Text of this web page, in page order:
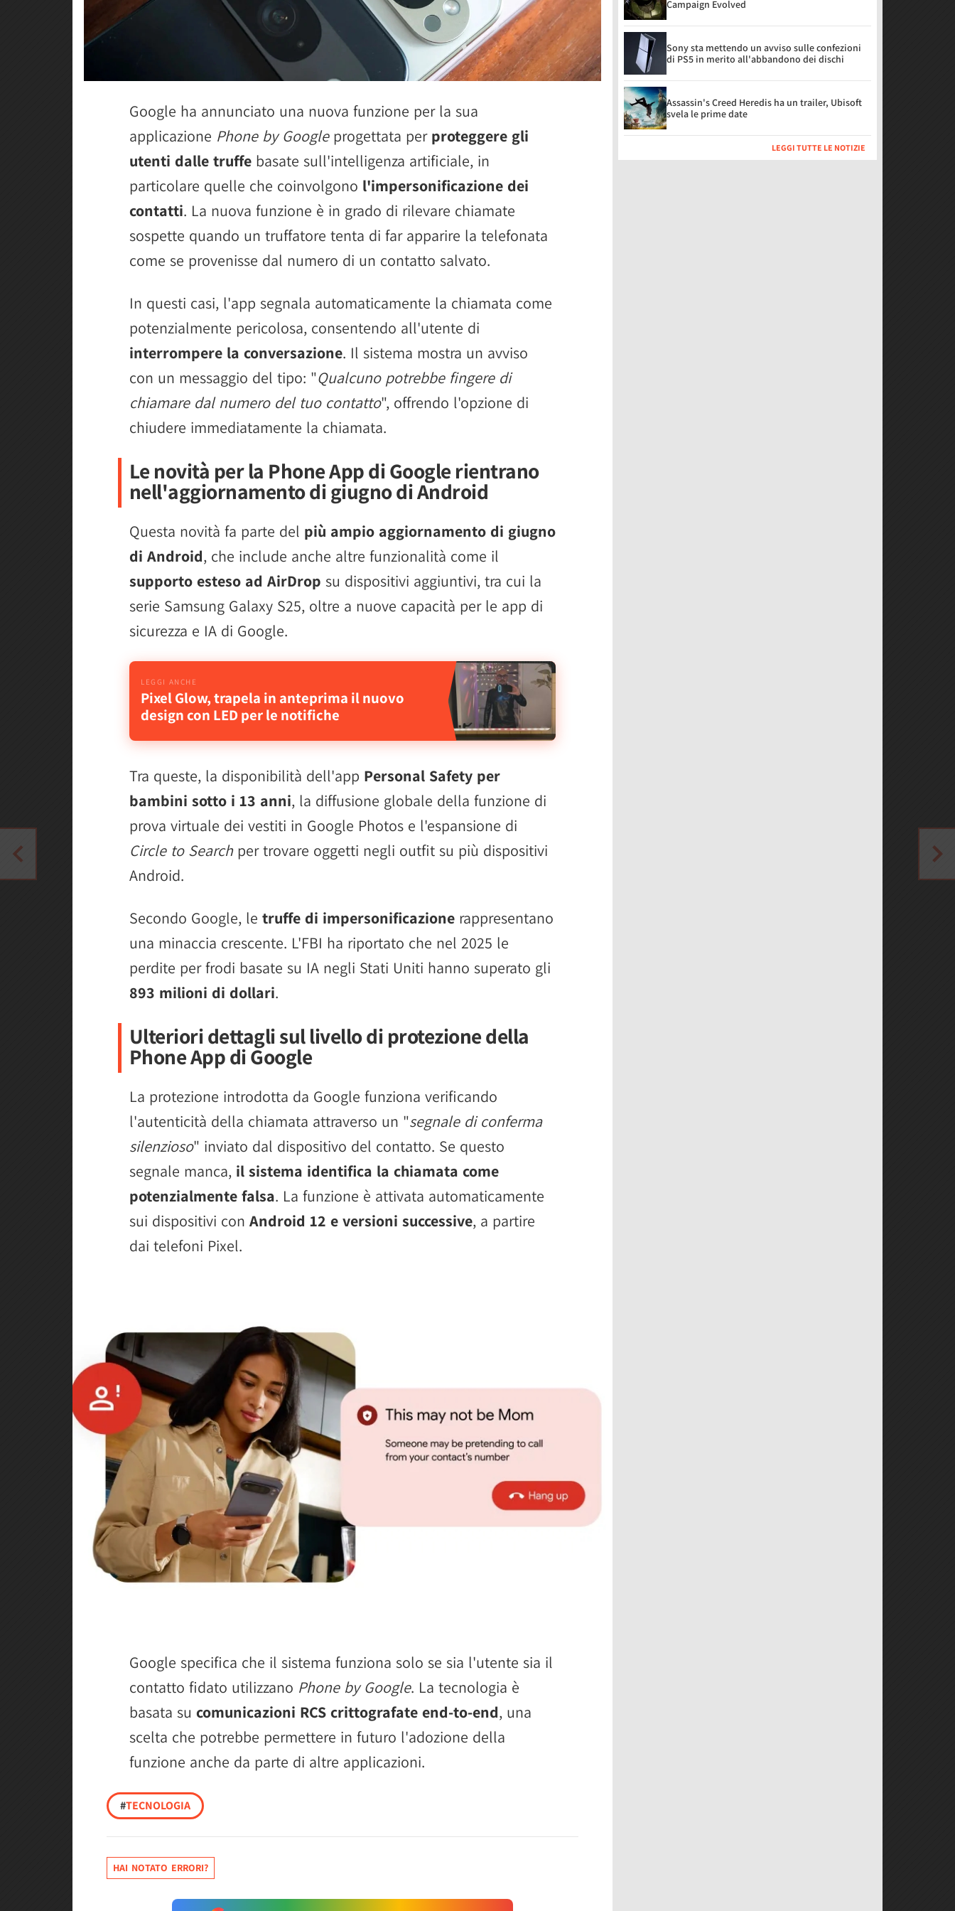
Google ha annunciato una nuova funzione per la sua
applicazione Phone by Googleprogettata per proteggere gli
utenti dalle truffe basate sull'intelligenza artificiale, in
particolare quelle che coinvolgono l'impersonificazione dei
contatti. La nuova funzione è in grado di rilevare chiamate
sospette quando un truffatore tenta di far apparire la telefonata
come se provenisse dal numero di un contatto salvato.
In questi casi, l'app segnala automaticamente la chiamata come
potenzialmente pericolosa, consentendo all'utente di
interrompere la conversazione. Il sistema mostra un avviso
con un messaggio del tipo: "Qualcuno potrebbe fingere di
chiamare dal numero del tuo contatto", offrendo l'opzione di
chiudere immediatamente la chiamata.
Le novità per la Phone App di Google rientrano
nell'aggiornamento di giugno di Android
Questa novità fa parte del più ampio aggiornamento di giugno
di Android, che include anche altre funzionalità come il
supporto esteso ad AirDrop su dispositivi aggiuntivi, tra cui la
serie Samsung Galaxy S25, oltre a nuove capacità per le app di
sicurezza e IA di Google.
Pixel Glow, trapela in anteprima il nuovo
design con LED per le notifiche
Tra queste, la disponibilità dell'app Personal Safety per
bambini sotto i 13 anni, la diffusione globale della funzione di
prova virtuale dei vestiti in Google Photos e l'espansione di
Circle to Searchper trovare oggetti negli outfit su più dispositivi
Android.
Secondo Google, le truffe di impersonificazione rappresentano
una minaccia crescente. L'FBI ha riportato che nel 2025 le
perdite per frodi basate su IA negli Stati Uniti hanno superato gli
893 milioni di dollari.
Ulteriori dettagli sul livello di protezione della
Phone App di Google
La protezione introdotta da Google funziona verificando
l'autenticità della chiamata attraverso un "segnale di conferma
silenzioso" inviato dal dispositivo del contatto. Se questo
segnale manca, il sistema identifica la chiamata come
potenzialmente falsa. La funzione è attivata automaticamente
sui dispositivi con Android 12 e versioni successive, a partire
dai telefoni Pixel.
Google specifica che il sistema funziona solo se sia l'utente sia il
contatto fidato utilizzano Phone by Google. La tecnologia è
basata su comunicazioni RCS crittografate end-to-end, una
scelta che potrebbe permettere in futuro l'adozione della
funzione anche da parte di altre applicazioni.
#TECNOLOGIA
HAI NOTATO ERRORI?
Campaign Evolved
Sony sta mettendo un avviso sulle confezioni
di PS5 in merito all'abbandono dei dischi
Assassin's Creed Heredis ha un trailer, Ubisoft
svela le prime date
LEGGI TUTTE LE NOTIZIE